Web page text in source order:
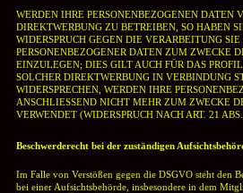
WERDEN IHRE PERSONENBEZOGENEN DATEN
DIREKTWERBUNG ZU BETREIBEN, SO HABEN
WIDERSPRUCH GEGEN DIE VERARBEITUNG SIE
PERSONENBEZOGENER DATEN ZUM ZWECKE
EINZULEGEN; DIES GILT AUCH FÜR DAS
SOLCHER DIREKTWERBUNG IN VERBINDUNG
WIDERSPRECHEN, WERDEN IHRE
ANSCHLIESSEND NICHT MEHR ZUM ZWECKE
VERWENDET (WIDERSPRUCH NACH ART. 21
Beschwerderecht bei der zuständigen
Im Falle von Verstößen gegen die DSGVO steht den
bei einer Aufsichtsbehörde, insbesondere in dem